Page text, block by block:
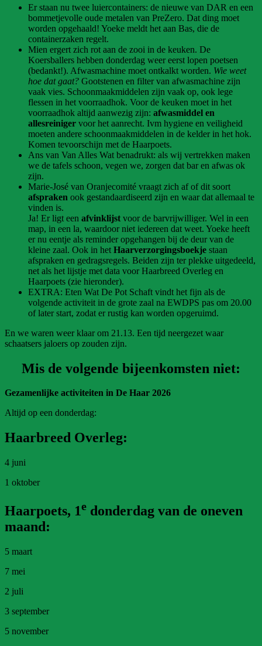
Er staan nu twee luiercontainers: de nieuwe van DAR en een
bommetjevolle oude metalen van PreZero. Dat ding moet
worden opgehaald! Yoeke meldt het aan Bas, die de
containerzaken regelt.
Mien ergert zich rot aan de zooi in de keuken. De
Koersballers hebben donderdag weer eerst lopen poetsen
(bedankt!). Afwasmachine moet ontkalkt worden. Wie weet
hoe dat gaat? Gootstenen en filter van afwasmachine zijn
vaak vies. Schoonmaakmiddelen zijn vaak op, ook lege
flessen in het voorraadhok. Voor de keuken moet in het
voorraadhok altijd aanwezig zijn: afwasmiddel en
allesreiniger voor het aanrecht. Ivm hygiene en veiligheid
moeten andere schoonmaakmiddelen in de kelder in het hok.
Komen tevoorschijn met de Haarpoets.
Ans van Van Alles Wat benadrukt: als wij vertrekken maken
we de tafels schoon, vegen we, zorgen dat bar en afwas ok
zijn.
Marie-José van Oranjecomité vraagt zich af of dit soort
afspraken ook gestandaardiseerd zijn en waar dat allemaal te
vinden is.
Ja! Er ligt een afvinklijst voor de barvrijwilliger. Wel in een
map, in een la, waardoor niet iedereen dat weet. Yoeke heeft
er nu eentje als reminder opgehangen bij de deur van de
kleine zaal. Ook in het Haarverzorgingsboekje staan
afspraken en gedragsregels. Beiden zijn ter plekke uitgedeeld,
net als het lijstje met data voor Haarbreed Overleg en
Haarpoets (zie hieronder).
EXTRA: Eten Wat De Pot Schaft vindt het fijn als de
volgende activiteit in de grote zaal na EWDPS pas om 20.00
of later start, zodat er rustig kan worden opgeruimd.
En we waren weer klaar om 21.13. Een tijd neergezet waar
schaatsers jaloers op zouden zijn.
Mis de volgende bijeenkomsten niet:
Gezamenlijke activiteiten in De Haar 2026
Altijd op een donderdag:
Haarbreed Overleg:
4 juni
1 oktober
Haarpoets, 1e donderdag van de oneven
maand:
5 maart
7 mei
2 juli
3 september
5 november